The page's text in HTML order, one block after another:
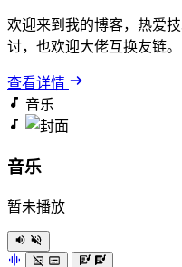
欢迎来到我的博客，热爱
讨，也欢迎大佬互换友链。
查看详情
音乐
音乐
暂未播放